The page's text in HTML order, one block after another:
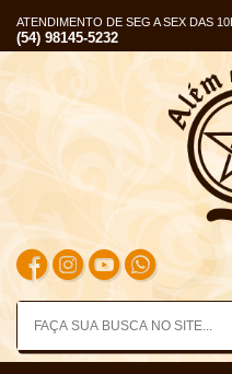
ATENDIMENTO DE SEG A SEX DAS
(54) 98145-5232